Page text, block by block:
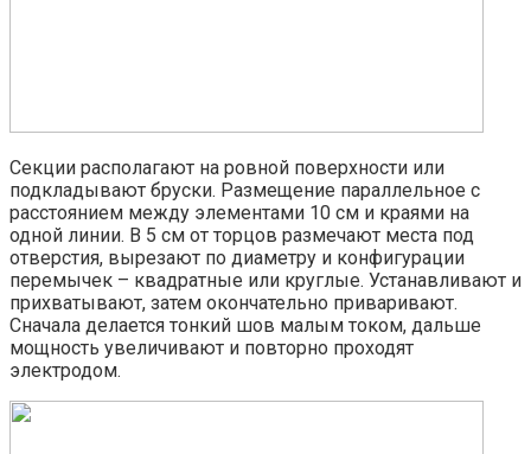
Секции располагают на ровной поверхности или
подкладывают бруски. Размещение параллельное с
расстоянием между элементами 10 см и краями на
одной линии. В 5 см от торцов размечают места под
отверстия, вырезают по диаметру и конфигурации
перемычек – квадратные или круглые. Устанавливают и
прихватывают, затем окончательно приваривают.
Сначала делается тонкий шов малым током, дальше
мощность увеличивают и повторно проходят
электродом.